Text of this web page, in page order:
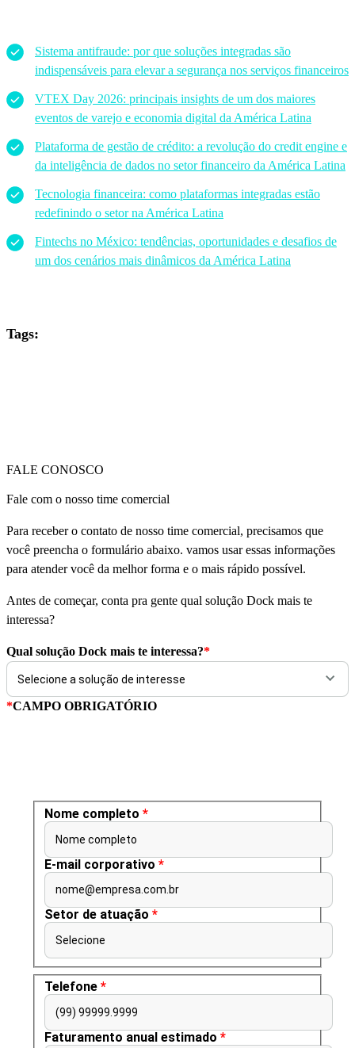
Sistema antifraude: por que soluções integradas são
indispensáveis para elevar a segurança nos serviços financeiros
VTEX Day 2026: principais insights de um dos maiores
eventos de varejo e economia digital da América Latina
Plataforma de gestão de crédito: a revolução do credit engine e
da inteligência de dados no setor financeiro da América Latina
Tecnologia financeira: como plataformas integradas estão
redefinindo o setor na América Latina
Fintechs no México: tendências, oportunidades e desafios de
um dos cenários mais dinâmicos da América Latina
Tags:
FALE CONOSCO
Fale com o nosso time comercial
Para receber o contato de nosso time comercial, precisamos que
você preencha o formulário abaixo. vamos usar essas informações
para atender você da melhor forma e o mais rápido possível.
Antes de começar, conta pra gente qual solução Dock mais te
interessa?
Qual solução Dock mais te interessa?*
*CAMPO OBRIGATÓRIO
Nome completo *
Nome completo
E-mail corporativo *
nome@empresa.com.br
Setor de atuação *
Selecione
Telefone *
(99) 99999.9999
Faturamento anual estimado *